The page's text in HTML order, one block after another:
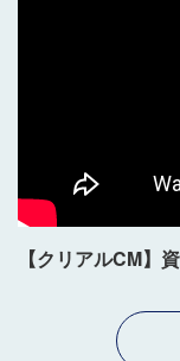
【クリアルCM】